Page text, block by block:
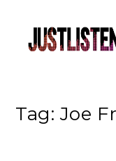
Tag: Joe